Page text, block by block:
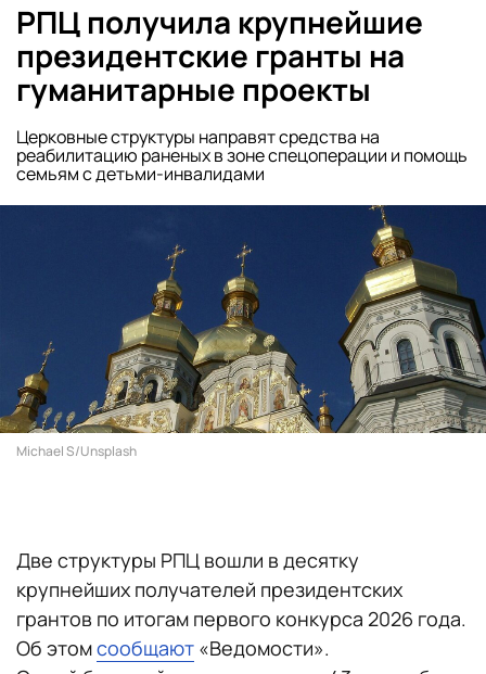
РПЦ получила крупнейшие
президентские гранты на
гуманитарные проекты
Церковные структуры направят средства на
реабилитацию раненых в зоне спецоперации и помощь
семьям с детьми-инвалидами
Michael S/Unsplash
Две структуры РПЦ вошли в десятку
крупнейших получателей президентских
грантов по итогам первого конкурса 2026 года.
Об этомсообщают «Ведомости».